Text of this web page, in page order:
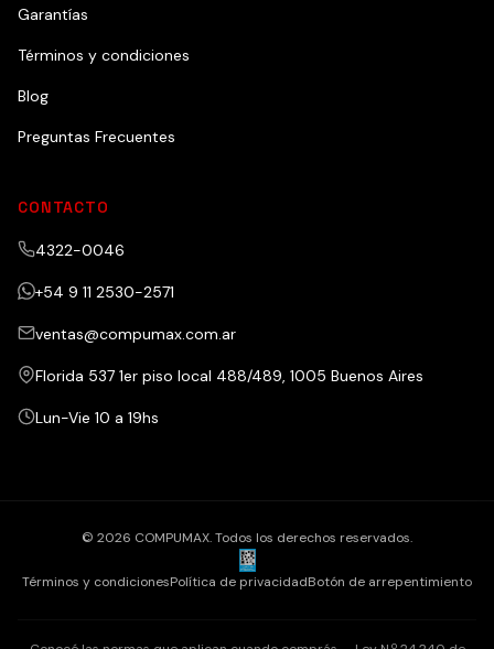
Garantías
Términos y condiciones
Blog
Preguntas Frecuentes
CONTACTO
4322-0046
+54 9 11 2530-2571
ventas@compumax.com.ar
Florida 537 1er piso local 488/489, 1005 Buenos Aires
Lun-Vie 10 a 19hs
© 2026 COMPUMAX. Todos los derechos reservados.
Términos y condicionesPolítica de privacidadBotón de arrepentimiento